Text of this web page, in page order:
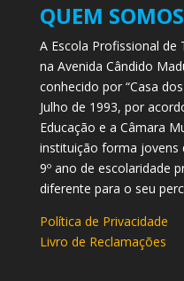
QUEM SOMOS
A Escola Profissional
na Avenida Cândido
conhecido por “Casa
Julho de 1993, por
Educação e a Câmara
instituição forma jovens
9º ano de escolaridade
diferente para o seu
Política de Privacidade
Livro de Reclamações